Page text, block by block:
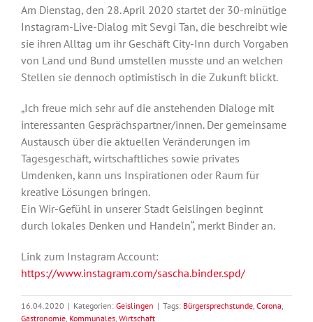
Am Dienstag, den 28. April 2020 startet der 30-minütige
Instagram-Live-Dialog mit Sevgi Tan, die beschreibt wie
sie ihren Alltag um ihr Geschäft City-Inn durch Vorgaben
von Land und Bund umstellen musste und an welchen
Stellen sie dennoch optimistisch in die Zukunft blickt.
„Ich freue mich sehr auf die anstehenden Dialoge mit
interessanten Gesprächspartner/innen. Der gemeinsame
Austausch über die aktuellen Veränderungen im
Tagesgeschäft, wirtschaftliches sowie privates
Umdenken, kann uns Inspirationen oder Raum für
kreative Lösungen bringen.
Ein Wir-Gefühl in unserer Stadt Geislingen beginnt
durch lokales Denken und Handeln“, merkt Binder an.
Link zum Instagram Account:
https://www.instagram.com/sascha.binder.spd/
16.04.2020 | Kategorien: Geislingen | Tags: Bürgersprechstunde, Corona,
Gastronomie, Kommunales, Wirtschaft